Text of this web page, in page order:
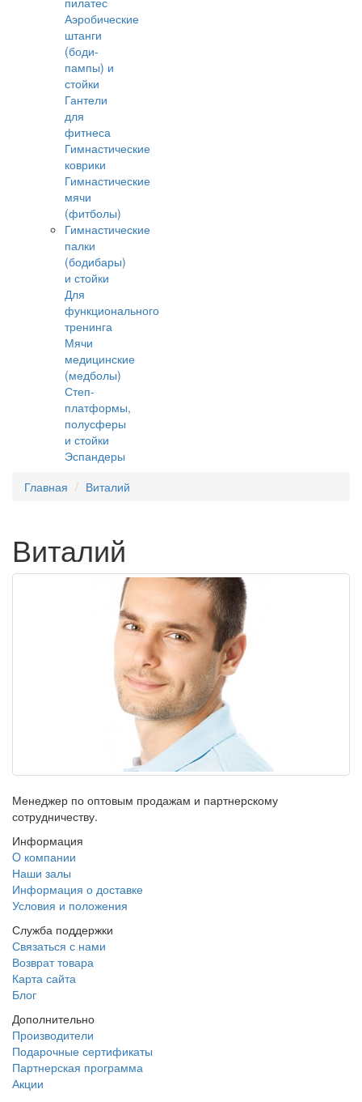
Аэробические
штанги
(боди-
пампы) и
стойки
Гантели
для
фитнеса
Гимнастические
коврики
Гимнастические
мячи
(фитболы)
Гимнастические
палки
(бодибары)
и стойки
Для
функционального
тренинга
Мячи
медицинские
(медболы)
Степ-
платформы,
полусферы
и стойки
Эспандеры
Главная
Виталий
Виталий
Менеджер по оптовым продажам и партнерскому
сотрудничеству.
Информация
O компании
Наши залы
Информация о доставке
Условия и положения
Служба поддержки
Связаться с нами
Возврат товара
Карта сайта
Блог
Дополнительно
Производители
Подарочные сертификаты
Партнерская программа
Акции